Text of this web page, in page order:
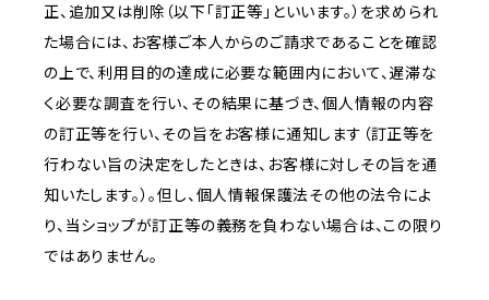
正、追加又は削除（以下「訂正等」といいます。）を求められ
た場合には、お客様ご本人からのご請求であることを確認
の上で、利用目的の達成に必要な範囲内において、遅滞な
く必要な調査を行い、その結果に基づき、個人情報の内容
の訂正等を行い、その旨をお客様に通知します（訂正等を
行わない旨の決定をしたときは、お客様に対しその旨を通
知いたします。）。但し、個人情報保護法その他の法令によ
り、当ショップが訂正等の義務を負わない場合は、この限り
ではありません。